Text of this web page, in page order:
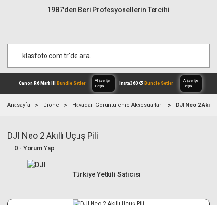
1987'den Beri Profesyonellerin Tercihi
Canon R6 Mark IIIBundle Setler
Anasayfa Drone Havadan Görüntüleme Aksesuarları DJI Neo 2
DJI Neo 2 Akıllı Uçuş Pili
0 - Yorum Yap
Türkiye Yetkili Satıcısı